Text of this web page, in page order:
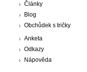
Články
Blog
Obchůdek s tričky
Anketa
Odkazy
Nápověda